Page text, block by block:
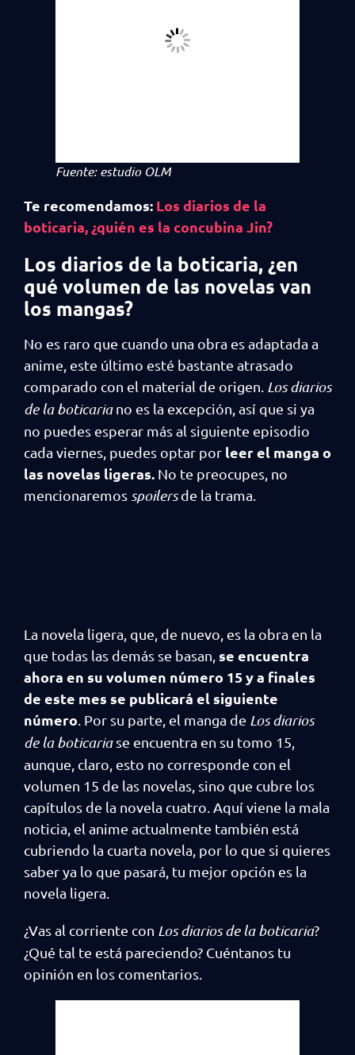
Fuente: estudio OLM
Te recomendamos: Los diarios de la
boticaria, ¿quién es la concubina Jin?
Los diarios de la boticaria, ¿en
qué volumen de las novelas van
los mangas?
No es raro que cuando una obra es adaptada a
anime, este último esté bastante atrasado
comparado con el material de origen. Los diarios
de la boticariano es la excepción, así que si ya
no puedes esperar más al siguiente episodio
cada viernes, puedes optar por leer el manga o
las novelas ligeras. No te preocupes, no
mencionaremos spoilersde la trama.
La novela ligera, que, de nuevo, es la obra en la
que todas las demás se basan, se encuentra
ahora en su volumen número 15 y a finales
de este mes se publicará el siguiente
número . Por su parte, el manga de Los diarios
de la boticariase encuentra en su tomo 15,
aunque, claro, esto no corresponde con el
volumen 15 de las novelas, sino que cubre los
capítulos de la novela cuatro. Aquí viene la mala
noticia, el anime actualmente también está
cubriendo la cuarta novela, por lo que si quieres
saber ya lo que pasará, tu mejor opción es la
novela ligera.
¿Vas al corriente con Los diarios de la boticaria?
¿Qué tal te está pareciendo? Cuéntanos tu
opinión en los comentarios.